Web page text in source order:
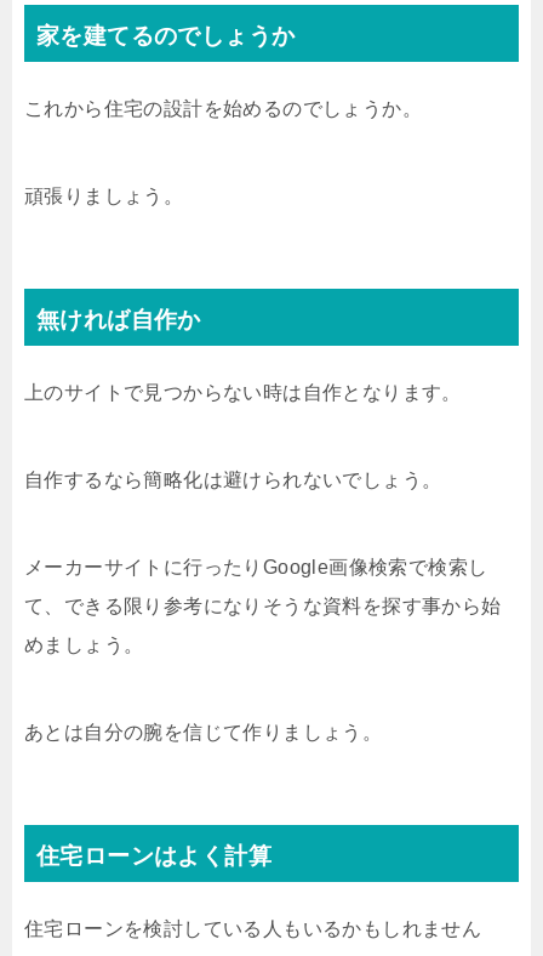
家を建てるのでしょうか
これから住宅の設計を始めるのでしょうか。
頑張りましょう。
無ければ自作か
上のサイトで見つからない時は自作となります。
自作するなら簡略化は避けられないでしょう。
メーカーサイトに行ったりGoogle画像検索で検索し
て、できる限り参考になりそうな資料を探す事から始
めましょう。
あとは自分の腕を信じて作りましょう。
住宅ローンはよく計算
住宅ローンを検討している人もいるかもしれません